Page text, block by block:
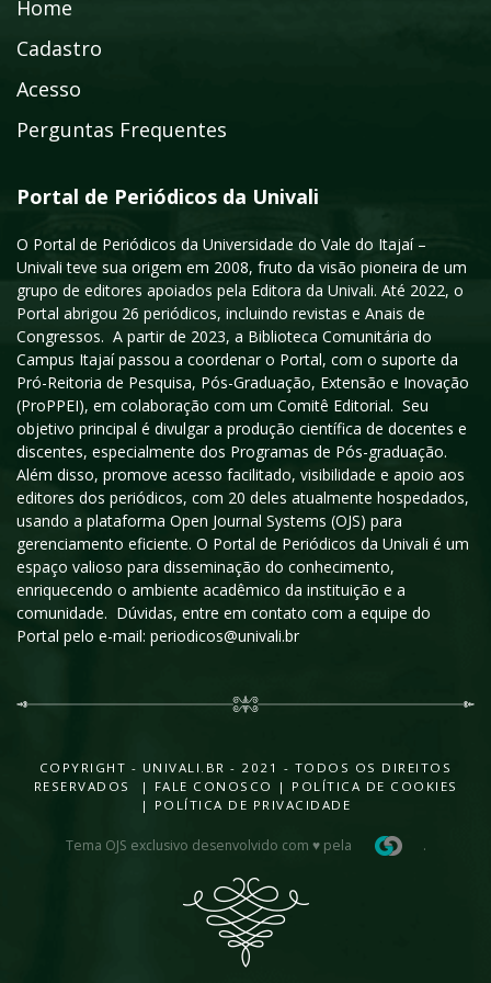
Home
Cadastro
Acesso
Perguntas Frequentes
Portal de Periódicos da Univali
O Portal de Periódicos da Universidade do Vale do Itajaí –
Univali teve sua origem em 2008, fruto da visão pioneira de um
grupo de editores apoiados pela Editora da Univali. Até 2022, o
Portal abrigou 26 periódicos, incluindo revistas e Anais de
Congressos. A partir de 2023, a Biblioteca Comunitária do
Campus Itajaí passou a coordenar o Portal, com o suporte da
Pró-Reitoria de Pesquisa, Pós-Graduação, Extensão e Inovação
(ProPPEI), em colaboração com um Comitê Editorial. Seu
objetivo principal é divulgar a produção científica de docentes e
discentes, especialmente dos Programas de Pós-graduação.
Além disso, promove acesso facilitado, visibilidade e apoio aos
editores dos periódicos, com 20 deles atualmente hospedados,
usando a plataforma Open Journal Systems (OJS) para
gerenciamento eficiente. O Portal de Periódicos da Univali é um
espaço valioso para disseminação do conhecimento,
enriquecendo o ambiente acadêmico da instituição e a
comunidade. Dúvidas, entre em contato com a equipe do
Portal pelo e-mail: periodicos@univali.br
COPYRIGHT - UNIVALI.BR - 2021 - TODOS OS DIREITOS
RESERVADOS |
FALE CONOSCO | POLÍTICA DE COOKIES
| POLÍTICA DE PRIVACIDADE
Tema OJS exclusivo desenvolvido com ♥ pela .